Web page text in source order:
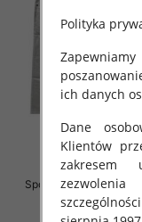
Spodnie męskie jeans
1 Kolor .Paczka
Polityka
ich danych
Dane
Klientów
zakresem